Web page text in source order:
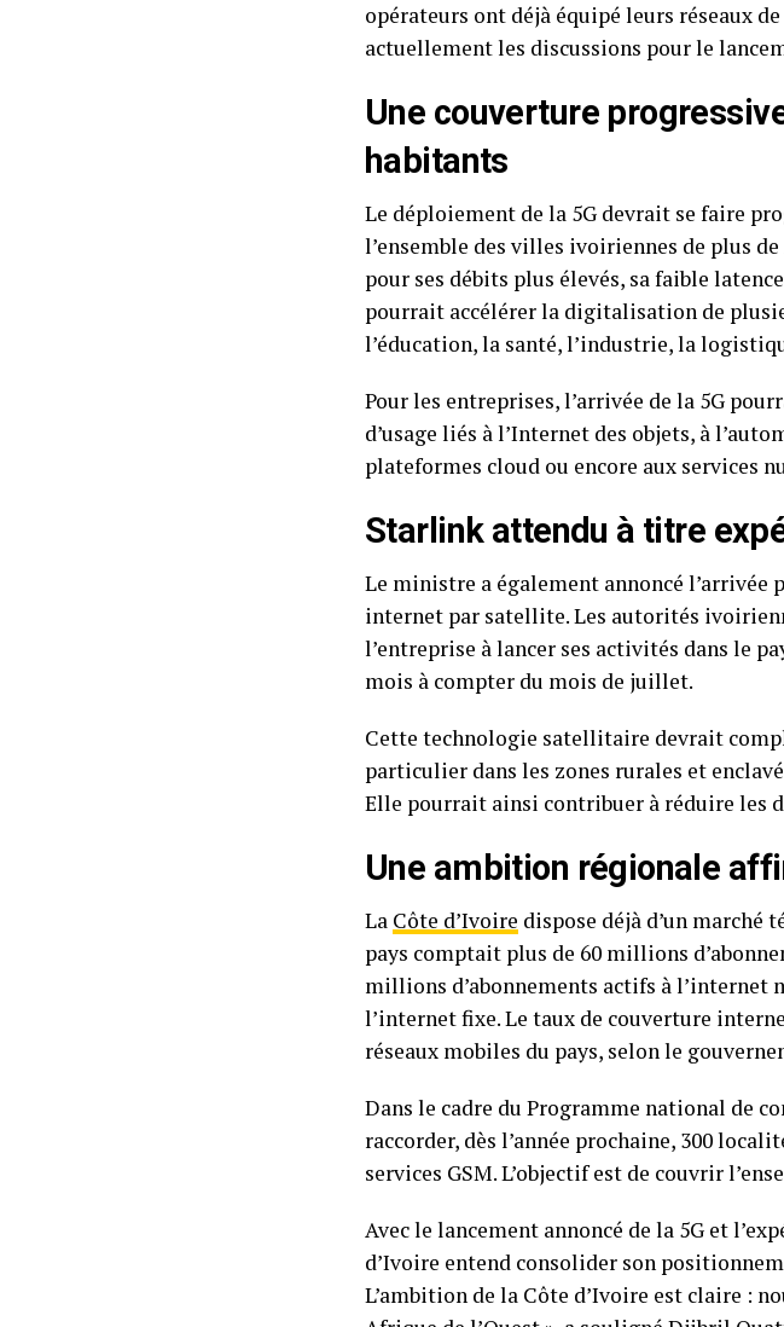
opérateurs ont déjà équipé leurs réseaux
actuellement les discussions pour le
Une couverture
habitants
Le déploiement de la 5G devrait se faire
l’ensemble des villes ivoiriennes de plus
pour ses débits plus élevés, sa faible
pourrait accélérer la digitalisation de
l’éducation, la santé, l’industrie, la
Pour les entreprises, l’arrivée de la 5G
d’usage liés à l’Internet des objets, à
plateformes cloud ou encore aux services
Starlink attendu à titre
Le ministre a également annoncé l’arrivée
internet par satellite. Les autorités
l’entreprise à lancer ses activités dans le
mois à compter du mois de juillet.
Cette technologie satellitaire devrait
particulier dans les zones rurales et
Elle pourrait ainsi contribuer à réduire les
Une ambition régionale
La Côte d’Ivoire dispose déjà d’un marché
pays comptait plus de 60 millions
millions d’abonnements actifs à l’internet
l’internet fixe. Le taux de couverture
réseaux mobiles du pays, selon le
Dans le cadre du Programme national de
raccorder, dès l’année prochaine, 300
services GSM. L’objectif est de couvrir
Avec le lancement annoncé de la 5G et
d’Ivoire entend consolider son
L’ambition de la Côte d’Ivoire est claire :